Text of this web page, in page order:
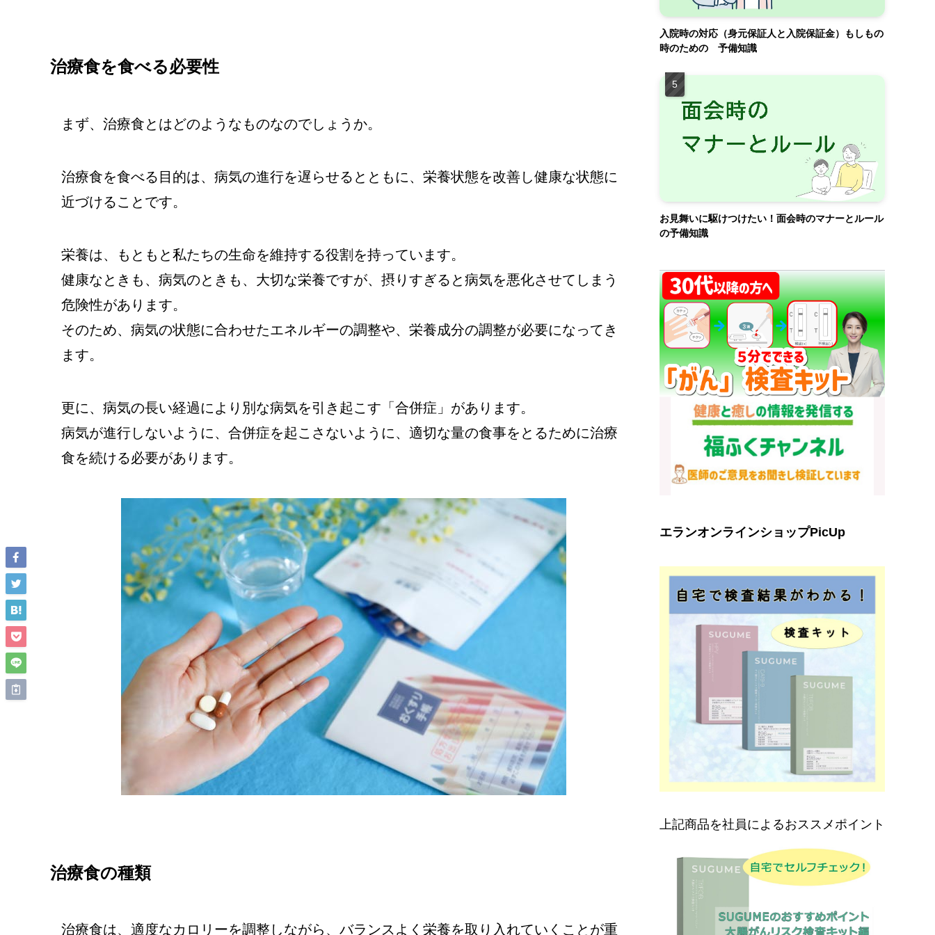
治療食を食べる必要性
まず、治療食とはどのようなものなのでしょうか。
治療食を食べる目的は、病気の進行を遅らせるとともに、栄養状態を改善し健康な状態に
近づけることです。
栄養は、もともと私たちの生命を維持する役割を持っています。
健康なときも、病気のときも、大切な栄養ですが、摂りすぎると病気を悪化させてしまう
危険性があります。
そのため、病気の状態に合わせたエネルギーの調整や、栄養成分の調整が必要になってき
ます。
更に、病気の長い経過により別な病気を引き起こす「合併症」があります。
病気が進行しないように、合併症を起こさないように、適切な量の食事をとるために治療
食を続ける必要があります。
治療食の種類
治療食は、適度なカロリーを調整しながら、バランスよく栄養を取り入れていくことが重
入院時の対応（身元保証人と入院保証金）もしもの
時のための 予備知識
お見舞いに駆けつけたい！面会時のマナーとルール
の予備知識
エランオンラインショップPicUp
上記商品を社員によるおススメポイント